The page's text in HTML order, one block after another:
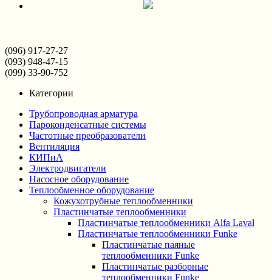
(096) 917-27-27
(093) 948-47-15
(099) 33-90-752
Категории
Трубопроводная арматура
Пароконденсатные системы
Частотные преобразователи
Вентиляция
КИПиА
Электродвигатели
Насосное оборудование
Теплообменное оборудование
Кожухотрубные теплообменники
Пластинчатые теплообменники
Пластинчатые теплообменники Alfa Laval
Пластинчатые теплообменники Funke
Пластинчатые паяные
теплообменники Funke
Пластинчатые разборные
теплообменники Funke